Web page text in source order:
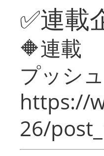
✅連載
🔶連載
プッシ
https://
26/